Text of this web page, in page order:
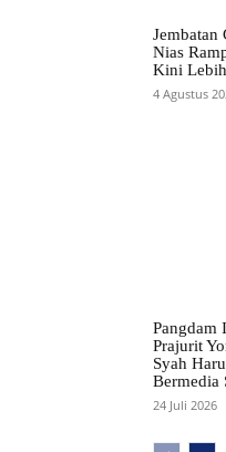
Jembatan
Nias
Kini
4 Agustus
Pangdam
Prajurit
Syah
Bermedia
24 Juli 2026